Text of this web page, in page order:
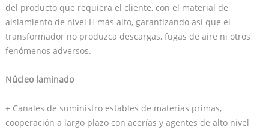
del producto que requiera el cliente, con el material de
aislamiento de nivel H más alto, garantizando así que el
transformador no produzca descargas, fugas de aire ni otros
fenómenos adversos.
Núcleo laminado
+ Canales de suministro estables de materias primas,
cooperación a largo plazo con acerías y agentes de alto nivel